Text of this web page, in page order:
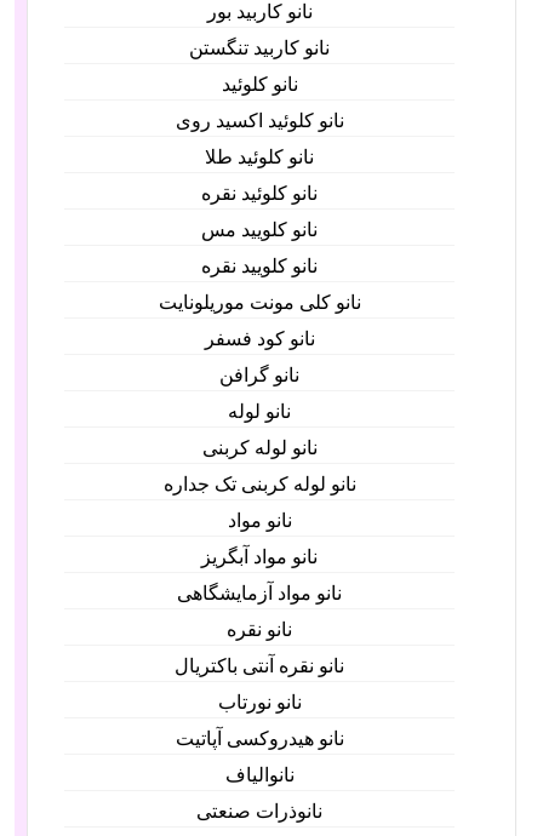
نانو کاربید بور
نانو کاربید تنگستن
نانو کلوئید
نانو کلوئید اکسید روی
نانو کلوئید طلا
نانو کلوئید نقره
نانو کلویید مس
نانو کلویید نقره
نانو کلی مونت موریلونایت
نانو کود فسفر
نانو گرافن
نانو لوله
نانو لوله کربنی
نانو لوله کربنی تک جداره
نانو مواد
نانو مواد آبگریز
نانو مواد آزمایشگاهی
نانو نقره
نانو نقره آنتی باکتریال
نانو نورتاب
نانو هیدروکسی آپاتیت
نانوالیاف
نانوذرات صنعتی